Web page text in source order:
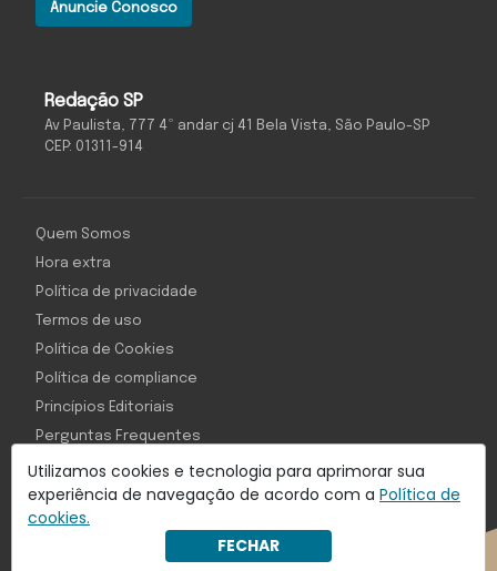
Utilizamos cookies e tecnologia para aprimorar sua
experiência de navegação de acordo com a Política de
cookies.
FECHAR
Redação SP
Av Paulista, 777 4º andar cj 41 Bela Vista, São Paulo-SP
CEP: 01311-914
Anuncie Conosco
Com inteligência e tecnologia:
Object1ve - Marketing Solution
Quem Somos
Hora extra
Política de privacidade
Termos de uso
Política de Cookies
Política de compliance
Princípios Editoriais
Perguntas Frequentes